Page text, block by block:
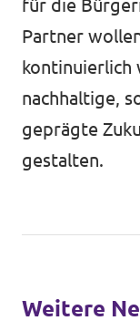
für die
Partner
kontinuierlich
nachhaltige,
geprägte
gestalten.
Weitere